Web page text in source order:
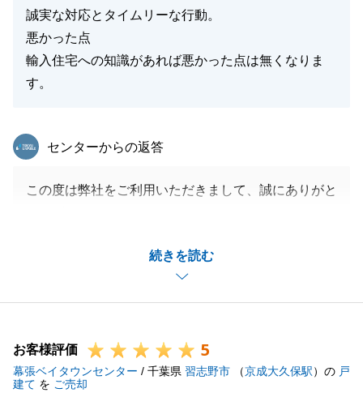
誠実な対応とタイムリーな行動。
悪かった点
輸入住宅への知識があれば悪かった点は無くなりま
す。
続きを読む
東急リバブル
センターからの返答
この度は弊社をご利用いただきまして、誠にありがと
いただき、輸入住宅について、また物件の特徴や現在
に至るまでの歴史を丁寧に説明してくださいました。
心より感謝申し上げます。
でも構いませんので、お気軽にご相談くださいませ。
今後とも宜しくお願い申し上げます。
お客様評価 5
幕張ベイタウンセンター / 千葉県 習志野市 （京成大久保駅）の 戸
建て を ご売却